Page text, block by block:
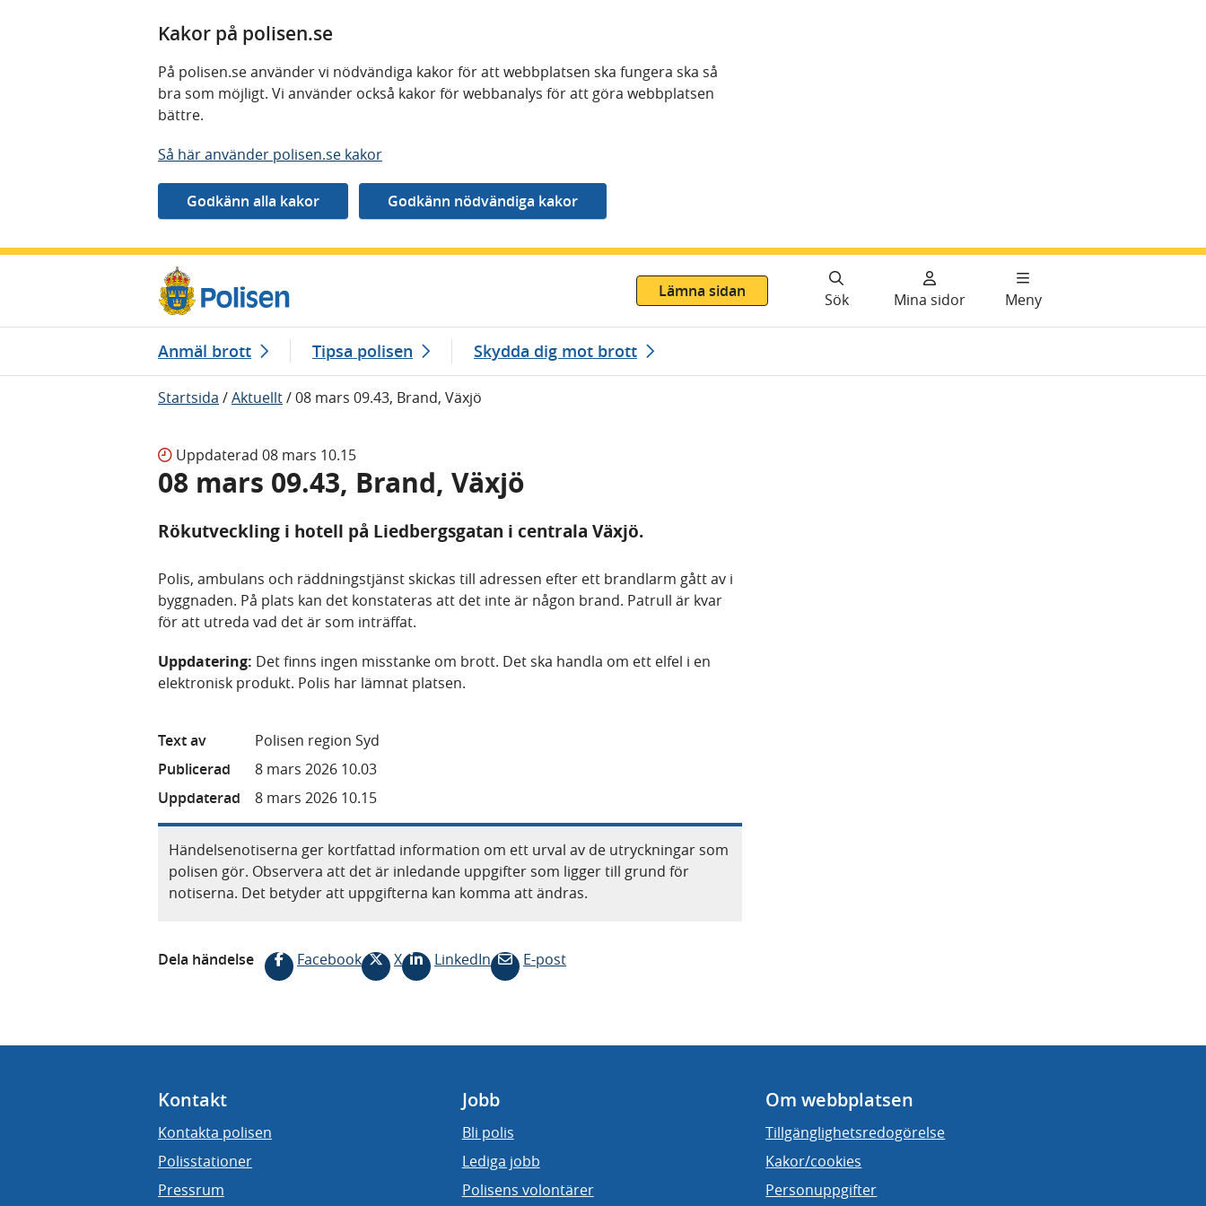
Kakor på polisen.se
På polisen.se använder vi nödvändiga kakor för att webbplatsen ska fungera ska så
bra som möjligt. Vi använder också kakor för webbanalys för att göra webbplatsen
bättre.
Så här använder polisen.se kakor
Lämna sidan
Sök Mina sidor Meny
Anmäl brott Tipsa polisen Skydda dig mot brott
Startsida /Aktuellt/08 mars 09.43, Brand, Växjö
Uppdaterad 08 mars 10.15
08 mars 09.43, Brand, Växjö
Rökutveckling i hotell på Liedbergsgatan i centrala Växjö.
Polis, ambulans och räddningstjänst skickas till adressen efter ett brandlarm gått av i
byggnaden. På plats kan det konstateras att det inte är någon brand. Patrull är kvar
för att utreda vad det är som inträffat.
Uppdatering: Det finns ingen misstanke om brott. Det ska handla om ett elfel i en
elektronisk produkt. Polis har lämnat platsen.
Text av
Polisen region Syd
Publicerad
8 mars 2026 10.03
Uppdaterad
8 mars 2026 10.15
Händelsenotiserna ger kortfattad information om ett urval av de utryckningar som
polisen gör. Observera att det är inledande uppgifter som ligger till grund för
notiserna. Det betyder att uppgifterna kan komma att ändras.
Dela händelse Facebook X LinkedIn E-post
Kontakt
Kontakta polisen
Polisstationer
Pressrum
Jobb
Bli polis
Lediga jobb
Polisens volontärer
Om webbplatsen
Tillgänglighetsredogörelse
Kakor/cookies
Personuppgifter